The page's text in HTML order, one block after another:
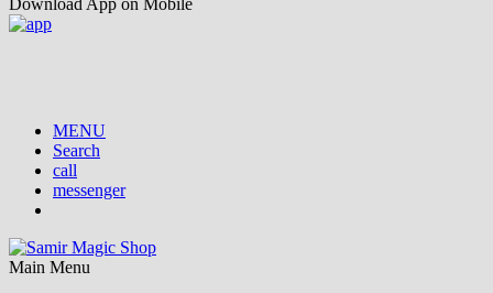
MENU
Search
call
messenger
Main Menu